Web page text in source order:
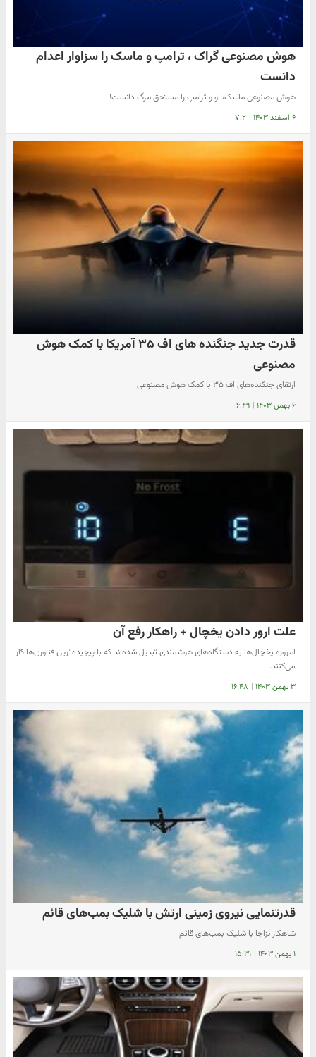
هوش مصنوعی گراک ، ترامپ و ماسک را سزاوار اعدام
دانست
هوش مصنوعی ماسک، او و ترامپ را مستحق مرگ دانست!
۶ اسفند ۱۴۰۳ | ۷:۲
قدرت جدید جنگنده های اف ۳۵ آمریکا با کمک هوش
مصنوعی
ارتقای جنگنده‌های اف ۳۵ با کمک هوش مصنوعی
۶ بهمن ۱۴۰۳ | ۶:۴۹
علت ارور دادن یخچال + راهکار رفع آن
امروزه یخچال‌ها به دستگاه‌های هوشمندی تبدیل شده‌اند که با پیچیده‌ترین فناوری‌ها کار
می‌کنند.
۳ بهمن ۱۴۰۳ | ۱۶:۴۸
قدرتنمایی نیروی زمینی ارتش با شلیک بمب‌های قائم
شاهکار نزاجا با شلیک بمب‌های قائم
۱ بهمن ۱۴۰۳ | ۱۵:۳۱